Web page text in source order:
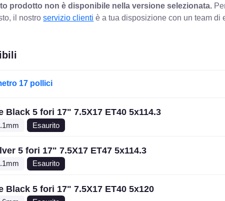
prodotto non è disponibile nella versione selezionata.
il nostroservizio clienti è a tua disposizione con un team di
17 pollici
Black 5 fori 17" 7.5X17 ET40 5x114.3
Esaurito
5 fori 17" 7.5X17 ET47 5x114.3
Esaurito
Black 5 fori 17" 7.5X17 ET40 5x120